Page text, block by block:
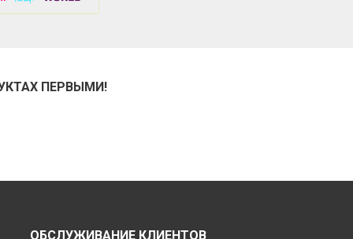
ПЕРВЫМИ!
ОБСЛУЖИВАНИЕ КЛИЕНТОВ